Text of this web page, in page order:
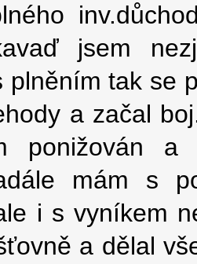
jsem
plněním tak se
a začal
ponižován
mám s
i s vyníkem
a dělal